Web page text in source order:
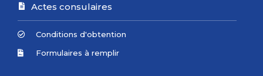
Actes consulaires
Conditions d'obtention
Formulaires à remplir